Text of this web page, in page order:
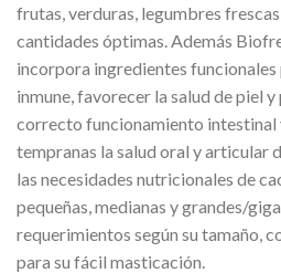
frutas, verduras, legumbres
cantidades óptimas. Además
incorpora ingredientes
inmune, favorecer la salud de piel y
correcto funcionamiento intestinal
tempranas la salud oral y articular
las necesidades nutricionales de
pequeñas, medianas y grandes/
requerimientos según su tamaño,
para su fácil masticación.